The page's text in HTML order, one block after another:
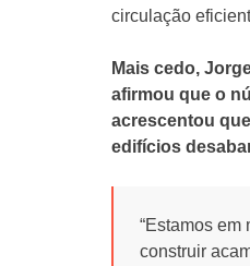
circulação
Mais cedo,
afirmou que o
acrescentou
edifícios
“Estamos
construir